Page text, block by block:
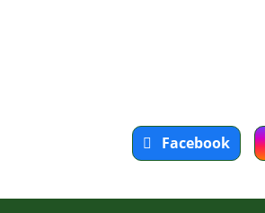
Facebook